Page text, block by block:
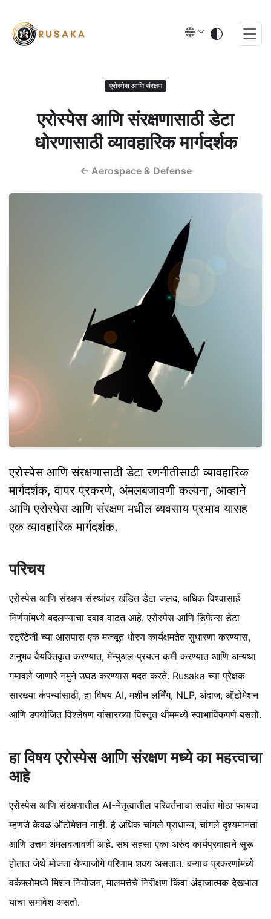
एरोस्पेस आणि संरक्षण
एरोस्पेस आणि संरक्षणासाठी डेटा
धोरणासाठी व्यावहारिक मार्गदर्शक
← Aerospace & Defense
एरोस्पेस आणि संरक्षणासाठी डेटा रणनीतीसाठी व्यावहारिक
मार्गदर्शक, वापर प्रकरणे, अंमलबजावणी कल्पना, आव्हाने
आणि एरोस्पेस आणि संरक्षण मधील व्यवसाय प्रभाव यासह
एक व्यावहारिक मार्गदर्शक.
परिचय
एरोस्पेस आणि संरक्षण संस्थांवर खंडित डेटा जलद, अधिक विश्वासार्ह
निर्णयांमध्ये बदलण्याचा दबाव वाढत आहे. एरोस्पेस आणि डिफेन्स डेटा
स्ट्रॅटेजी च्या आसपास एक मजबूत धोरण कार्यक्षमतेत सुधारणा करण्यास,
अनुभव वैयक्तिकृत करण्यात, मॅन्युअल प्रयत्न कमी करण्यात आणि अन्यथा
गमावले जाणारे नमुने उघड करण्यास मदत करते. Rusaka च्या प्रेक्षक
सारख्या कंपन्यांसाठी, हा विषय AI, मशीन लर्निंग, NLP, अंदाज, ऑटोमेशन
आणि उपयोजित विश्लेषण यांसारख्या विस्तृत थीममध्ये स्वाभाविकपणे बसतो.
हा विषय एरोस्पेस आणि संरक्षण मध्ये का महत्त्वाचा
आहे
एरोस्पेस आणि संरक्षणातील AI-नेतृत्वातील परिवर्तनाचा सर्वात मोठा फायदा
म्हणजे केवळ ऑटोमेशन नाही. हे अधिक चांगले प्राधान्य, चांगले दृश्यमानता
आणि उत्तम अंमलबजावणी आहे. संघ सहसा एका अरुंद कार्यप्रवाहाने सुरू
होतात जेथे मोजता येण्याजोगे परिणाम शक्य असतात. बऱ्याच प्रकरणांमध्ये
वर्कफ्लोमध्ये मिशन नियोजन, मालमत्तेचे निरीक्षण किंवा अंदाजात्मक देखभाल
यांचा समावेश असतो.